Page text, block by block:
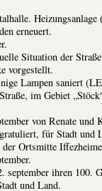
erneuert.
Situation der
vorgestellt.
Lampen saniert
im Gebiet
von Renate
für Stadt und
Ortsmitte
september ihren 100.
und Land.